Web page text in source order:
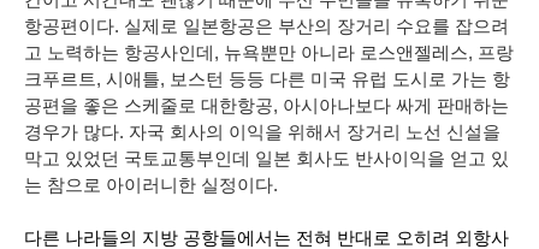
항공편이다. 실제로 일본항공은 부산의 장거리 수요를 잡으려
고 노력하는 항공사인데, 뉴욕뿐만 아니라 로스앤젤레스, 프랑
크푸르트, 시애틀, 보스턴 등등 다른 미국 유럽 도시로 가는 항
공편을 좋은 스케줄로 대한항공, 아시아나보다 싸게 판매하는
경우가 많다. 자국 회사의 이익을 위해서 장거리 노선 신설을
막고 있었던 국토교통부인데 일본 회사도 반사이익을 얻고 있
는 참으로 아이러니한 실정이다.
다른 나라들의 지방 공항들에서는 전혀 반대로 오히려 외항사